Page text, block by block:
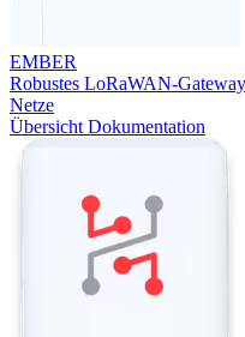
EMBER
Robustes LoRaWAN-
Netze
Übersicht Dokumentation